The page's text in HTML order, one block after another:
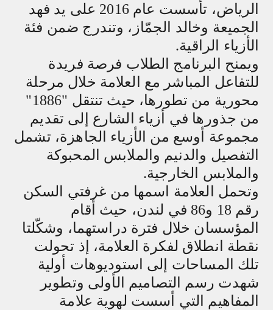
الرياض، تأسست عام 2016 على يد فهد
الجميعة وخالد الجمّاز، وتندرج ضمن فئة
الأزياء الراقية.
ويمنح البرنامج الطلاب فرصة فريدة
للتفاعل المباشر مع العلامة خلال مرحلة
محورية من تطورها، حيث تنتقل "1886"
من جذورها في أزياء الشارع إلى تقديم
مجموعة أوسع من الأزياء الجاهزة، تشمل
التفصيل والدنيم والملابس المحبوكة
والملابس الخارجية.
وتحمل العلامة اسمها من غرفتي السكن
رقم 18 و86 في لندن، حيث أقام
المؤسسان خلال فترة دراستهما، وشكّلتا
نقطة انطلاق لفكرة العلامة، إذ تحولت
تلك المساحات إلى استوديوهات أولية
شهدت رسم التصاميم الأولى وتطوير
المفاهيم التي أسست لهوية علامة